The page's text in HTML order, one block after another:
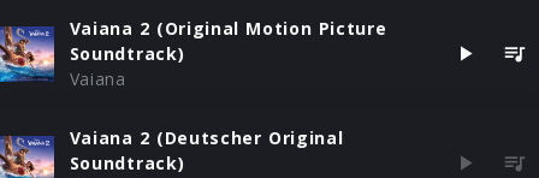
Vaiana 2 (Original Motion Picture
Soundtrack)
Vaiana
Vaiana 2 (Deutscher Original
Soundtrack)